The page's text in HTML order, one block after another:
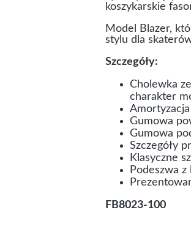
koszykarskie
Model Blazer,
stylu dla
Szczegóły:
Cholewka
charakter
Gumowa
Gumowa
Szczegóły
Klasyczne
Podeszwa z
FB8023-100